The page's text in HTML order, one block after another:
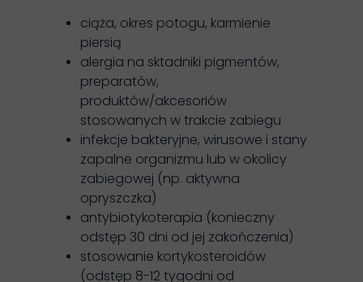
ciąża, okres potogu, karmienie
piersią
alergia na sktadniki pigmentów,
preparatów,
produktów/akcesoriów
stosowanych w trakcie zabiegu
infekcje bakteryjne, wirusowe i stany
zapalne organizmu lub w okolicy
zabiegowej (np. aktywna
opryszczka)
antybiotykoterapia (konieczny
odstęp 30 dni od jej zakończenia)
stosowanie kortykosteroidów
(odstęp 8-12 tygodni od